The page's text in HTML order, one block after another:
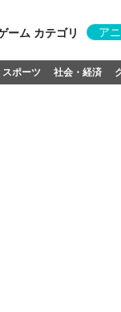
ーム カテゴリ ア
スポーツ 社会・経済